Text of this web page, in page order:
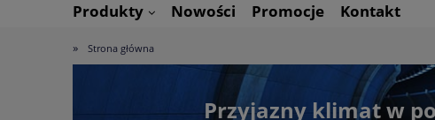
Produkty Nowości Promocje Kontakt
» Strona główna
Przyjazny klimat w